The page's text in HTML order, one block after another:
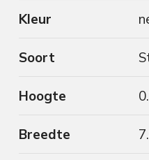
Kleur
Soort
Hoogte
Breedte